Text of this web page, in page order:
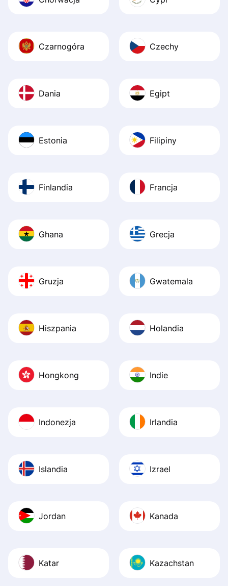
Czarnogóra Czechy
Dania Egipt
Estonia Filipiny
Finlandia Francja
Ghana Grecja
Gruzja Gwatemala
Hiszpania Holandia
Hongkong Indie
Indonezja Irlandia
Islandia Izrael
Jordan Kanada
Katar Kazachstan